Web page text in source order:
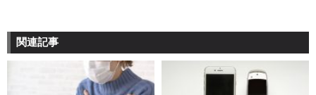
関連記事